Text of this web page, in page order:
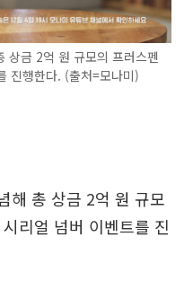
금 2억 원 규모의 프러스펜
진행한다. (출처=모나미)
해 총 상금 2억 원 규모
리얼 넘버 이벤트를 진